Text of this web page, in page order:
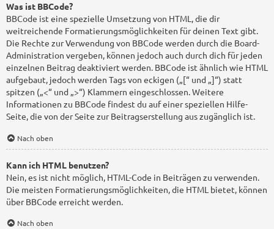
Was ist BBCode?
BBCode ist eine spezielle Umsetzung von HTML, die dir
weitreichende Formatierungsmöglichkeiten für deinen Text gibt.
Die Rechte zur Verwendung von BBCode werden durch die Board-
Administration vergeben, können jedoch auch durch dich für jeden
einzelnen Beitrag deaktiviert werden. BBCode ist ähnlich wie HTML
aufgebaut, jedoch werden Tags von eckigen („[“ und „]“) statt
spitzen („<“ und „>“) Klammern eingeschlossen. Weitere
Informationen zu BBCode findest du auf einer speziellen Hilfe-
Seite, die von der Seite zur Beitragserstellung aus zugänglich ist.
Nach oben
Kann ich HTML benutzen?
Nein, es ist nicht möglich, HTML-Code in Beiträgen zu verwenden.
Die meisten Formatierungsmöglichkeiten, die HTML bietet, können
über BBCode erreicht werden.
Nach oben